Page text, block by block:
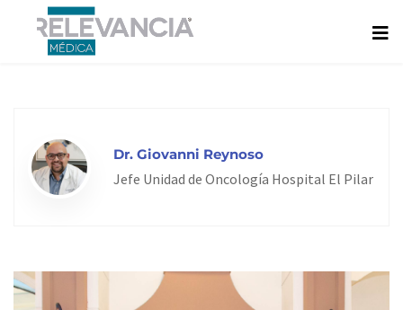
contenido
Dr. Giovanni Reynoso
Jefe Unidad de Oncología Hospital El Pilar
PagePagePage Page